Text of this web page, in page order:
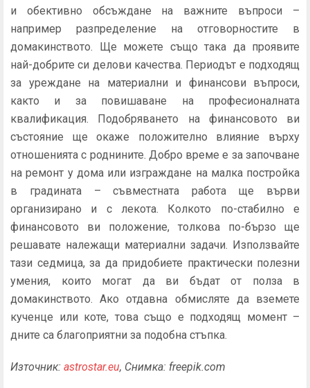
и обективно обсъждане на важните въпроси –
например разпределение на отговорностите в
домакинството. Ще можете също така да проявите
най-добрите си делови качества. Периодът е подходящ
за уреждане на материални и финансови въпроси,
както и за повишаване на професионалната
квалификация. Подобряването на финансовото ви
състояние ще окаже положително влияние върху
отношенията с роднините. Добро време е за започване
на ремонт у дома или изграждане на малка постройка
в градината – съвместната работа ще върви
организирано и с лекота. Колкото по-стабилно е
финансовото ви положение, толкова по-бързо ще
решавате належащи материални задачи. Използвайте
тази седмица, за да придобиете практически полезни
умения, които могат да ви бъдат от полза в
домакинството. Ако отдавна обмисляте да вземете
кученце или коте, това също е подходящ момент –
дните са благоприятни за подобна стъпка.
Източник: astrostar.eu, Снимка: freepik.com